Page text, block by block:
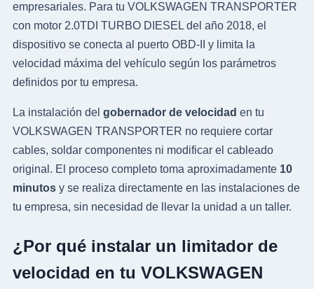
empresariales. Para tu VOLKSWAGEN TRANSPORTER
con motor 2.0TDI TURBO DIESEL del año 2018, el
dispositivo se conecta al puerto OBD-II y limita la
velocidad máxima del vehículo según los parámetros
definidos por tu empresa.
La instalación del gobernador de velocidad en tu
VOLKSWAGEN TRANSPORTER no requiere cortar
cables, soldar componentes ni modificar el cableado
original. El proceso completo toma aproximadamente 10
minutosy se realiza directamente en las instalaciones de
tu empresa, sin necesidad de llevar la unidad a un taller.
¿Por qué instalar un limitador de
velocidad en tu VOLKSWAGEN